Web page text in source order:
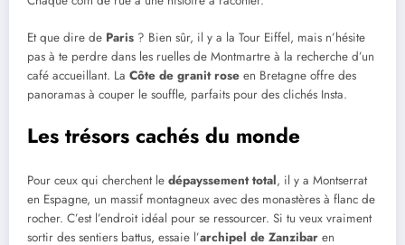
Et que dire de Paris ? Bien sûr, il y a la Tour Eiffel, mais n’hésite
pas à te perdre dans les ruelles de Montmartre à la recherche d’un
café accueillant. La Côte de granit rose en Bretagne offre des
panoramas à couper le souffle, parfaits pour des clichés Insta.
Les trésors cachés du monde
Pour ceux qui cherchent le dépayssement total, il y a Montserrat
en Espagne, un massif montagneux avec des monastères à flanc de
rocher. C’est l’endroit idéal pour se ressourcer. Si tu veux vraiment
sortir des sentiers battus, essaie l’archipel de Zanzibar en